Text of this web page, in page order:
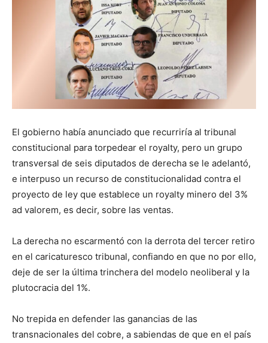
El gobierno había anunciado que recurriría al tribunal
constitucional para torpedear el royalty, pero un grupo
transversal de seis diputados de derecha se le adelantó,
e interpuso un recurso de constitucionalidad contra el
proyecto de ley que establece un royalty minero del 3%
ad valorem, es decir, sobre las ventas.
La derecha no escarmentó con la derrota del tercer retiro
en el caricaturesco tribunal, confiando en que no por ello,
deje de ser la última trinchera del modelo neoliberal y la
plutocracia del 1%.
No trepida en defender las ganancias de las
transnacionales del cobre, a sabiendas de que en el país